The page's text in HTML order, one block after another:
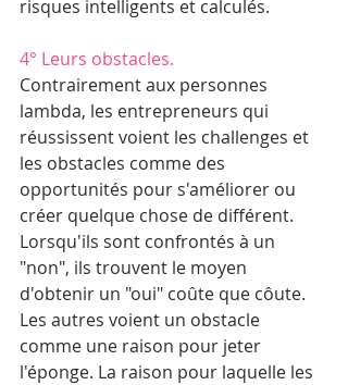
risques intelligents et calculés.
4° Leurs obstacles.
Contrairement aux personnes
lambda, les entrepreneurs qui
réussissent voient les challenges et
les obstacles comme des
opportunités pour s'améliorer ou
créer quelque chose de différent.
Lorsqu'ils sont confrontés à un
"non", ils trouvent le moyen
d'obtenir un "oui" coûte que côute.
Les autres voient un obstacle
comme une raison pour jeter
l'éponge. La raison pour laquelle les